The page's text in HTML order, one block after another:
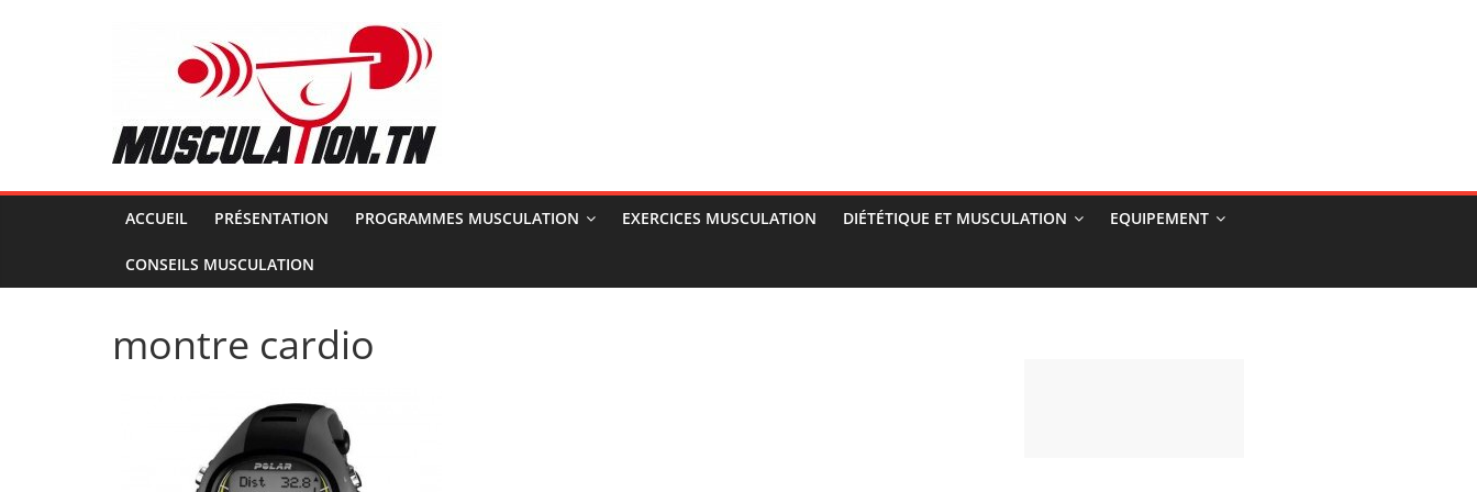
Musculation.tn
Pour
avoir
des
d'acier
ACCUEIL PRÉSENTATION PROGRAMMES MUSCULATION EXERCICES MUSCULATION DIÉTÉTIQUE ET MUSCULATION EQUIPEMENT
CONSEILS MUSCULATION
montre cardio